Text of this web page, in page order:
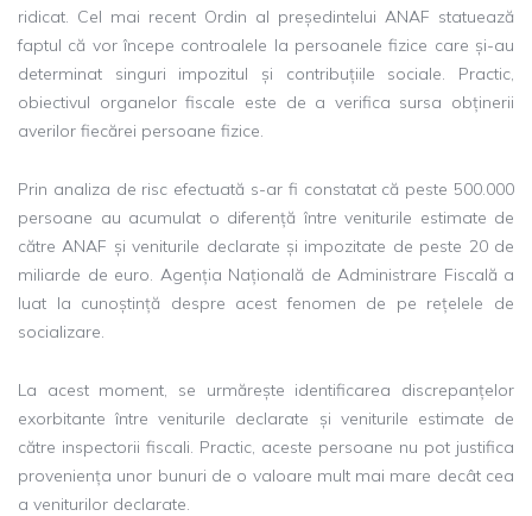
ridicat. Cel mai recent Ordin al președintelui ANAF statuează
faptul că vor începe controalele la persoanele fizice care și-au
determinat singuri impozitul și contribuțiile sociale. Practic,
obiectivul organelor fiscale este de a verifica sursa obținerii
averilor fiecărei persoane fizice.
Prin analiza de risc efectuată s-ar fi constatat că peste 500.000
persoane au acumulat o diferență între veniturile estimate de
către ANAF și veniturile declarate și impozitate de peste 20 de
miliarde de euro. Agenția Națională de Administrare Fiscală a
luat la cunoștință despre acest fenomen de pe rețelele de
socializare.
La acest moment, se urmărește identificarea discrepanțelor
exorbitante între veniturile declarate și veniturile estimate de
către inspectorii fiscali. Practic, aceste persoane nu pot justifica
proveniența unor bunuri de o valoare mult mai mare decât cea
a veniturilor declarate.